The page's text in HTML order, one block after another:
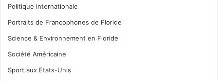
Politique internationale
Portraits de Francophones de Floride
Science & Environnement en Floride
Société Américaine
Sport aux Etats-Unis